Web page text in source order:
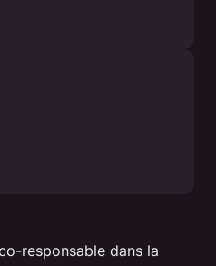
responsable dans la